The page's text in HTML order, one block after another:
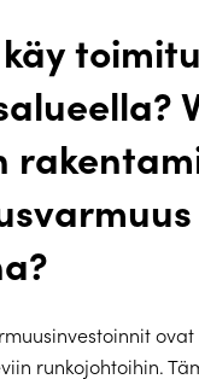
runkojohtoihin.